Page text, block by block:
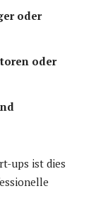
oder
oder
ups ist dies